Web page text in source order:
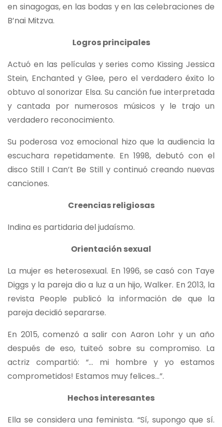
en sinagogas, en las bodas y en las celebraciones de
B’nai Mitzva.
Logros principales
Actuó en las películas y series como Kissing Jessica
Stein, Enchanted y Glee, pero el verdadero éxito lo
obtuvo al sonorizar Elsa. Su canción fue interpretada
y cantada por numerosos músicos y le trajo un
verdadero reconocimiento.
Su poderosa voz emocional hizo que la audiencia la
escuchara repetidamente. En 1998, debutó con el
disco Still I Can’t Be Still y continuó creando nuevas
canciones.
Creencias religiosas
Indina es partidaria del judaísmo.
Orientación sexual
La mujer es heterosexual. En 1996, se casó con Taye
Diggs y la pareja dio a luz a un hijo, Walker. En 2013, la
revista People publicó la información de que la
pareja decidió separarse.
En 2015, comenzó a salir con Aaron Lohr y un año
después de eso, tuiteó sobre su compromiso. La
actriz compartió: “… mi hombre y yo estamos
comprometidos! Estamos muy felices…”.
Hechos interesantes
Ella se considera una feminista. “Sí, supongo que sí.